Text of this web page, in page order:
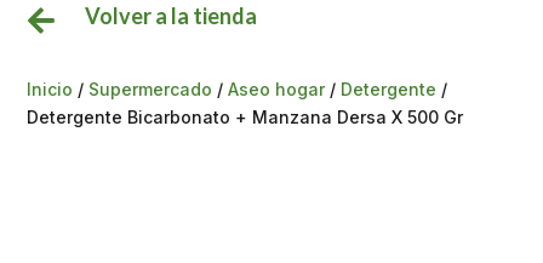
 Volver a la tienda
Inicio / Supermercado /Aseo hogar/ Detergente /
Detergente Bicarbonato + Manzana Dersa X 500 Gr